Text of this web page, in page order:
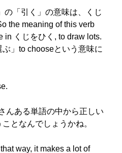
の「引く」の意味は、くじ
the meaning of this verb
in くじをひく, to draw lots.
」to chooseという意味に
んある単語の中から正しい
となんでしょうかね。
way, it makes a lot of